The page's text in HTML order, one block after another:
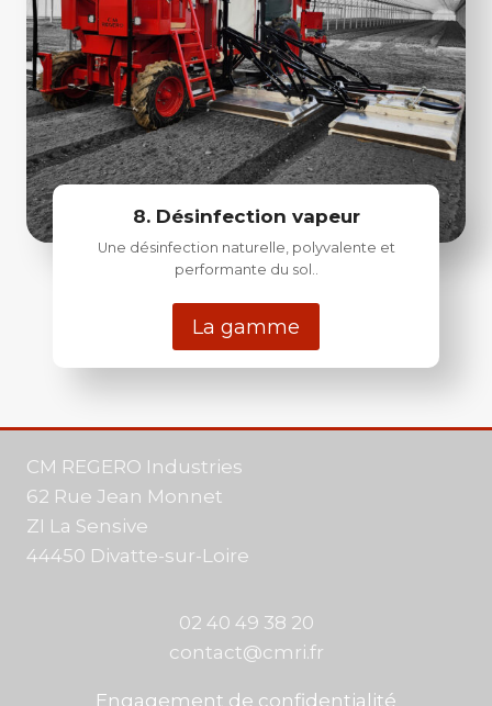
8. Désinfection vapeur
Une désinfection naturelle, polyvalente et
performante du sol..
La gamme
CM REGERO Industries
62 Rue Jean Monnet
ZI La Sensive
44450 Divatte-sur-Loire
02 40 49 38 20
contact@cmri.fr
Engagement de confidentialité